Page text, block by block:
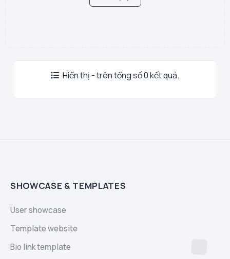
Hiển thị - trên tổng số 0 kết quả.
SHOWCASE & TEMPLATES
User showcase
Template website
Bio link template